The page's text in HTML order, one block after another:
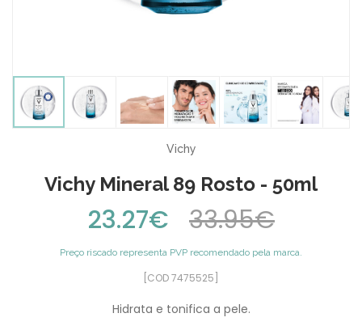
Vichy
Vichy Mineral 89 Rosto - 50ml
23.27€ 33.95€
Preço riscado representa PVP recomendado pela marca.
[COD 7475525]
Hidrata e tonifica a pele.